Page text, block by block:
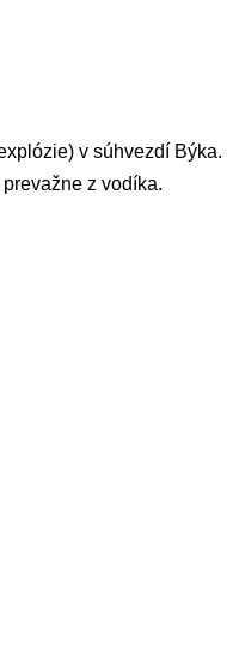
v súhvezdí Býka.
z vodíka.